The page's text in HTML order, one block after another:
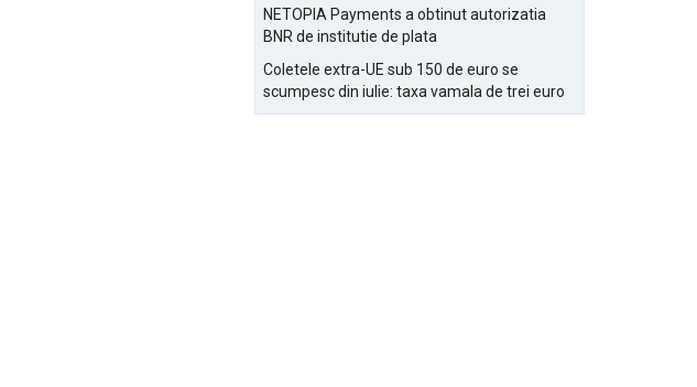
NETOPIA Payments a obtinut autorizatia
BNR de institutie de plata
Coletele extra-UE sub 150 de euro se
scumpesc din iulie: taxa vamala de trei euro
pe articol, adaugata la taxa logistica